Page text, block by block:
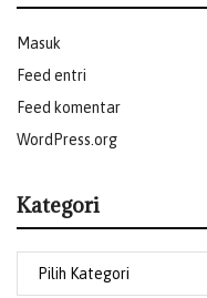
Masuk
Feed entri
Feed komentar
WordPress.org
Kategori